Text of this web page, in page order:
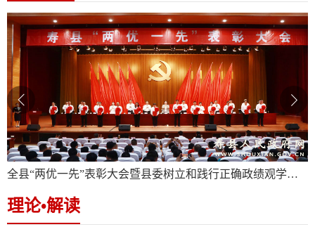
全县“两优一先”表彰大会暨县委树立和践行正确政绩观学习教育专题党课报告会举行
理论•解读